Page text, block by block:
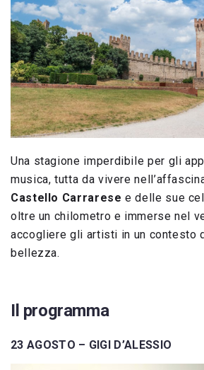
Una stagione imperdibile per gli
musica, tutta da vivere
Castello Carrarese e delle sue
oltre un chilometro e immerse nel
accogliere gli artisti in un contesto
bellezza.
Il programma
23 AGOSTO – GIGI D’ALESSIO